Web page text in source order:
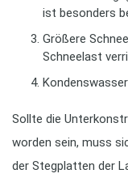
ist besonders
Größere
Schneelast
Sollte die
worden sein, muss
der Stegplatten der